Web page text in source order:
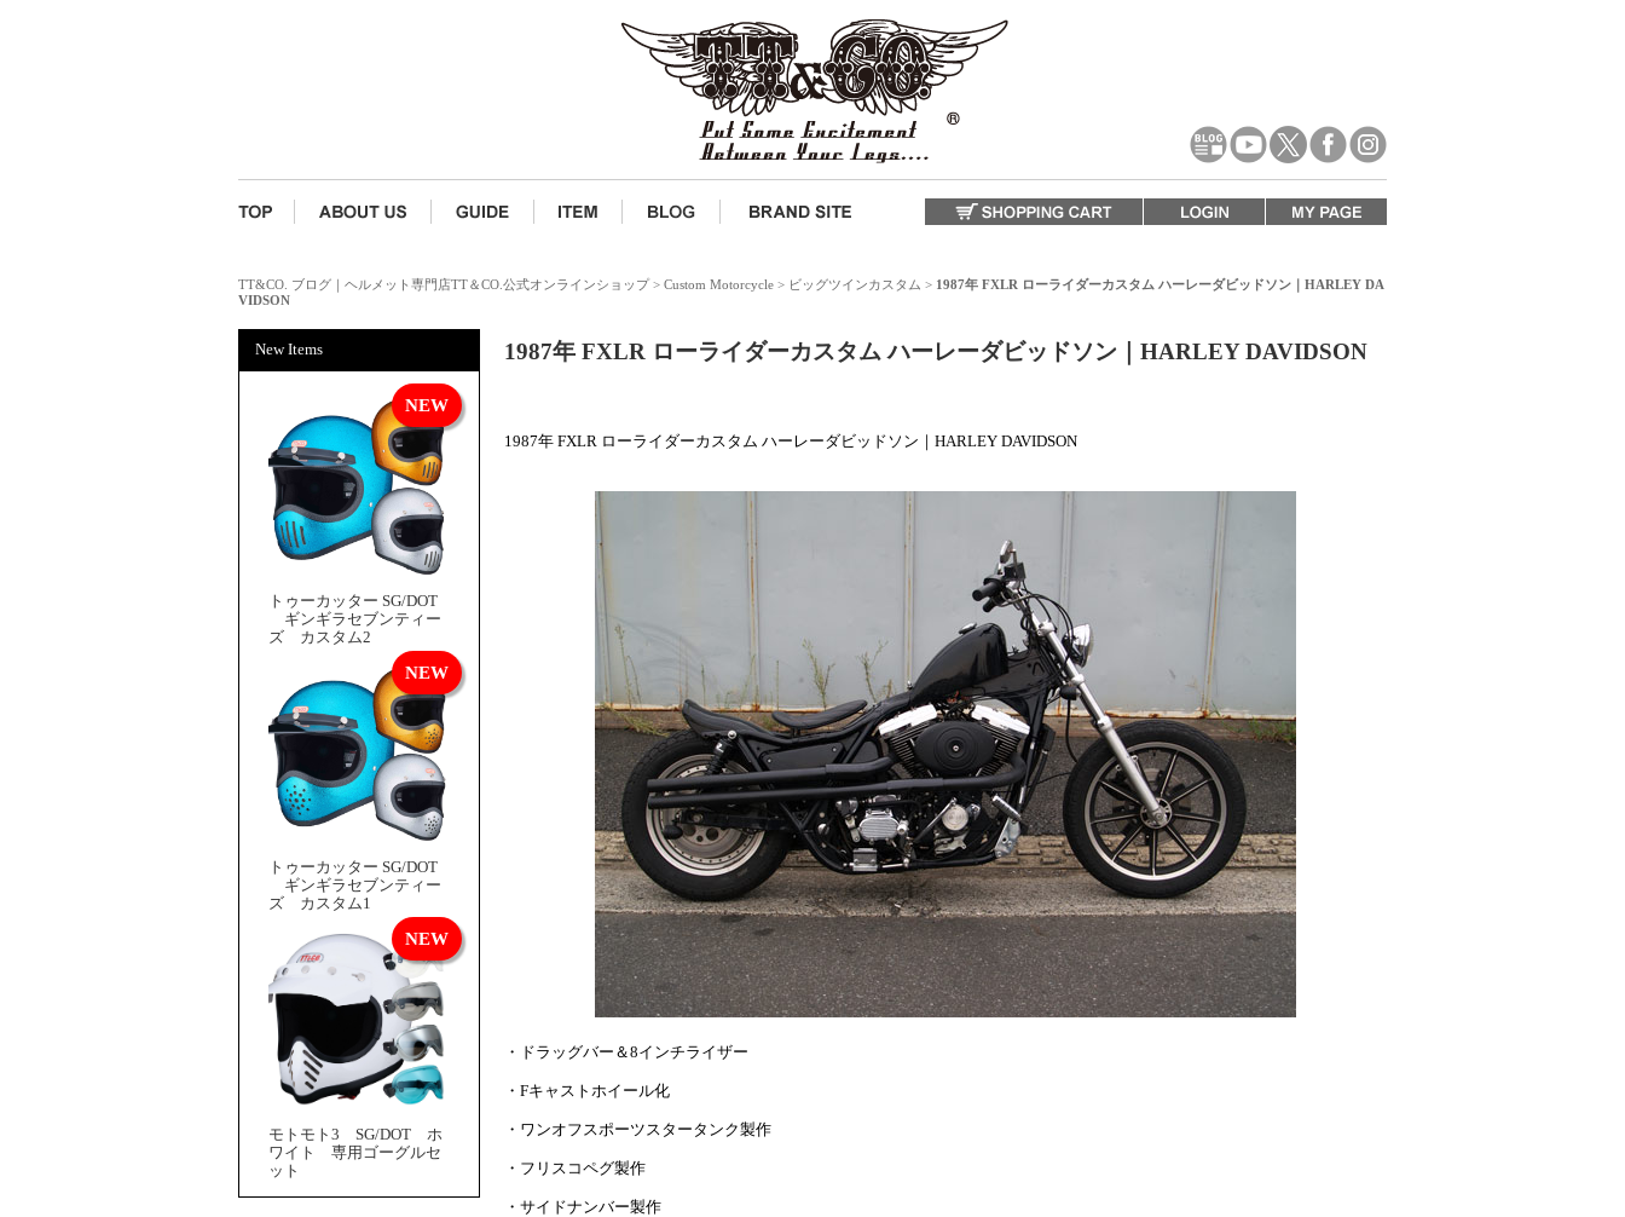
TT&CO. ブログ｜ヘルメット専門店TT＆CO.公式オンラインショップ> Custom Motorcycle > ビッグツインカスタム > 1987年 FXLR ローライダーカスタム ハーレーダビッドソン｜HARLEY DA
VIDSON
New Items
トゥーカッター SG/DOT
ギンギラセブンティー
ズ カスタム2
トゥーカッター SG/DOT
ギンギラセブンティー
ズ カスタム1
モトモト3 SG/DOT ホ
ワイト 専用ゴーグルセ
ット
1987年 FXLR ローライダーカスタム ハーレーダビッドソン｜HARLEY DAVIDSON
1987年 FXLR ローライダーカスタム ハーレーダビッドソン｜HARLEY DAVIDSON
・ドラッグバー＆8インチライザー
・Fキャストホイール化
・ワンオフスポーツスタータンク製作
・フリスコペグ製作
・サイドナンバー製作